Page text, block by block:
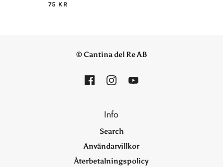
75 KR
© Cantina del Re AB
Info
Search
Användarvillkor
Återbetalningspolicy